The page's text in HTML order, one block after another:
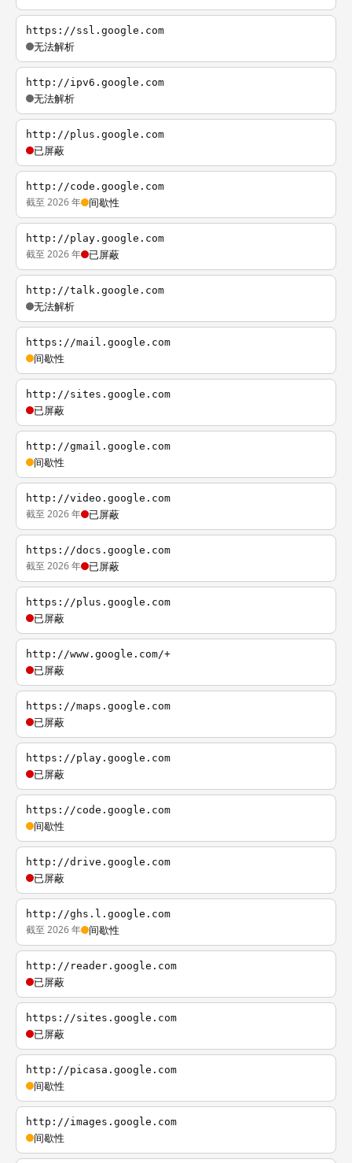
https://ssl.google.com
无法解析
http://ipv6.google.com
无法解析
http://plus.google.com
已屏蔽
http://code.google.com
截至 2026 年 间歇性
http://play.google.com
截至 2026 年 已屏蔽
http://talk.google.com
无法解析
https://mail.google.com
间歇性
http://sites.google.com
已屏蔽
http://gmail.google.com
间歇性
http://video.google.com
截至 2026 年 已屏蔽
https://docs.google.com
截至 2026 年 已屏蔽
https://plus.google.com
已屏蔽
http://www.google.com/+
已屏蔽
https://maps.google.com
已屏蔽
https://play.google.com
已屏蔽
https://code.google.com
间歇性
http://drive.google.com
已屏蔽
http://ghs.l.google.com
截至 2026 年 间歇性
http://reader.google.com
已屏蔽
https://sites.google.com
已屏蔽
http://picasa.google.com
间歇性
http://images.google.com
间歇性